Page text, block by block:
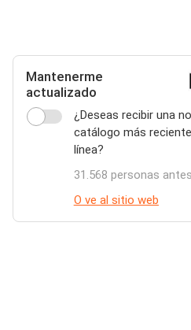
Mantenerme
actualizado
¿Deseas recibir una
catálogo más
línea?
31.568 personas
O ve al sitio web